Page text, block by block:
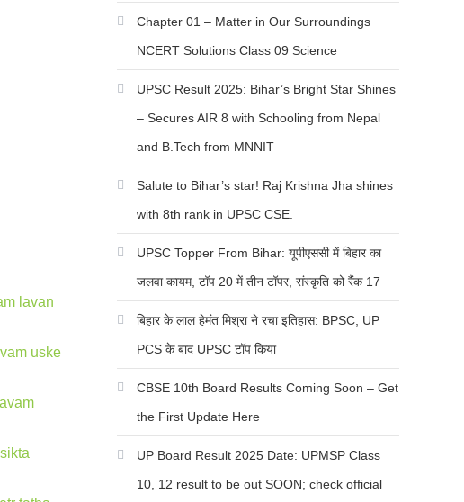
Chapter 01 – Matter in Our Surroundings
NCERT Solutions Class 09 Science
UPSC Result 2025: Bihar’s Bright Star Shines
– Secures AIR 8 with Schooling from Nepal
and B.Tech from MNNIT
Salute to Bihar’s star! Raj Krishna Jha shines
with 8th rank in UPSC CSE.
UPSC Topper From Bihar: यूपीएससी में बिहार का
जलवा कायम, टॉप 20 में तीन टॉपर, संस्कृति को रैंक 17
बिहार के लाल हेमंत मिश्रा ने रचा इतिहास: BPSC, UP
PCS के बाद UPSC टॉप किया
CBSE 10th Board Results Coming Soon – Get
the First Update Here
UP Board Result 2025 Date: UPMSP Class
10, 12 result to be out SOON; check official